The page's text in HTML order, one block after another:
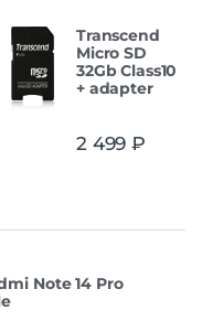
Transcend
Micro SD
32Gb Class10
+ adapter
2 499 ₽
Note 14 Pro